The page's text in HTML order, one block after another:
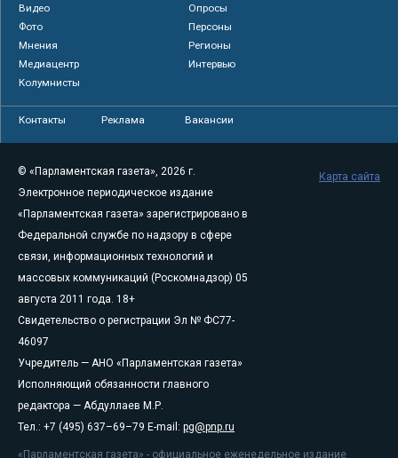
Видео
Опросы
Фото
Персоны
Мнения
Регионы
Медиацентр
Интервью
Колумнисты
Контакты Реклама Вакансии
© «Парламентская газета», 2026 г.
Электронное периодическое издание
«Парламентская газета» зарегистрировано в
Федеральной службе по надзору в сфере
связи, информационных технологий и
массовых коммуникаций (Роскомнадзор) 05
августа 2011 года. 18+
Свидетельство о регистрации Эл № ФС77-
46097
Учредитель — АНО «Парламентская газета»
Исполняющий обязанности главного
редактора — Абдуллаев М.Р.
Тел.: +7 (495) 637–69–79 E-mail: pg@pnp.ru
«Парламентская газета» - официальное еженедельное издание
Карта сайта